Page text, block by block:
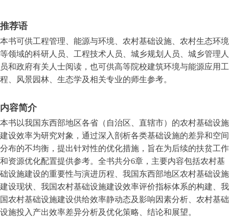
推荐语
本书可供工程管理、能源与环境、农村基础设施、农村生态环境
等领域的科研人员、工程技术人员、城乡规划人员、城乡管理人
员和政府有关人士阅读，也可供高等院校建筑环境与能源应用工
程、风景园林、生态学及相关专业的师生参考。
内容简介
本书以我国东西部地区各省（自治区、直辖市）的农村基础设施
建设效率为研究对象，通过深入剖析各类基础设施的差异和空间
分布的不均衡，提出针对性的优化措施，旨在为后续的扶贫工作
和资源优化配置提供参考。全书共分6章，主要内容包括农村基
础设施建设的重要性与演进历程、我国东西部地区农村基础设施
建设现状、我国农村基础设施建设效率评价指标体系的构建、我
国农村基础设施建设供给效率静动态及影响因素分析、农村基础
设施投入产出效率差异分析及优化策略、结论和展望。